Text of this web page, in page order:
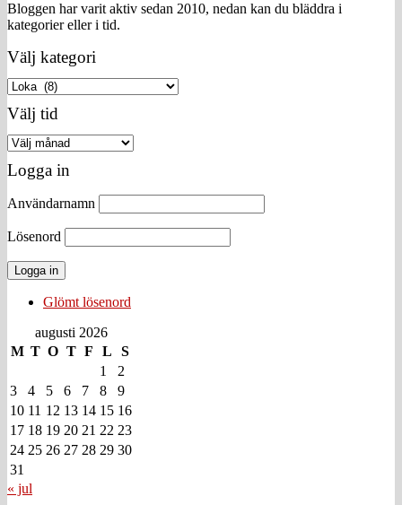
Bloggen har varit aktiv sedan 2010, nedan kan du bläddra i
kategorier eller i tid.
Välj kategori
Välj
Välj tid
Välj
Logga in
Användarnamn
Lösenord
Glömt lösenord
augusti 2026
M T O T F L
S
1
2
3
4 5 6 7 8
9
10 11 12 13 14 15 16
17 18 19 20 21 22 23
24 25 26 27 28 29 30
31
« jul